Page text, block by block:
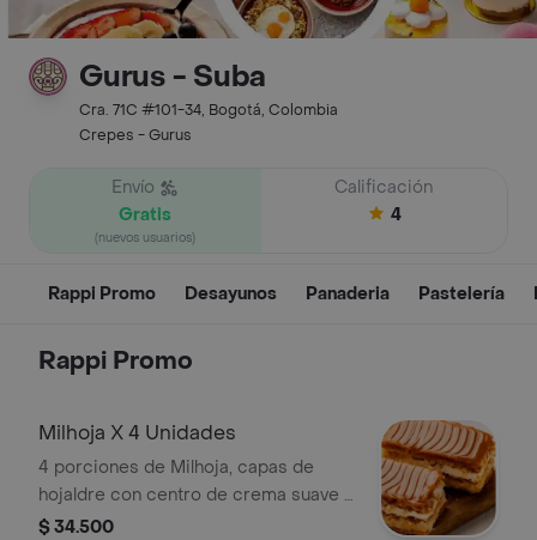
Gurus - Suba
Cra. 71C #101-34, Bogotá, Colombia
Crepes - Gurus
Envío
Gratis
(nuevos usuarios)
Calificación
4
Rappi Promo Desayunos Panaderia Pastelería
Rappi Promo
Milhoja X 4 Unidades
4 porciones de Milhoja, capas de
hojaldre con centro de crema suave y
cubierta arequipe.
$ 34.500